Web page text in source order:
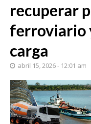
recuperar
ferroviario
carga
abril 15, 2026 - 12:01 am